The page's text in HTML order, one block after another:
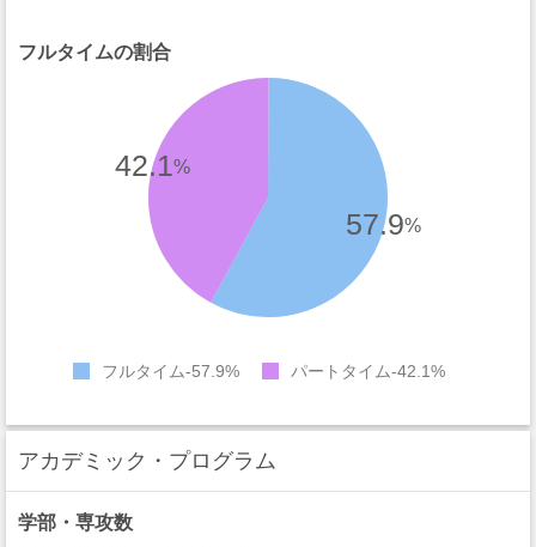
フルタイムの割合
57.9%
42.1%
フルタイム 57.9% パートタイム 42.1%
アカデミック・プログラム
学部・専攻数